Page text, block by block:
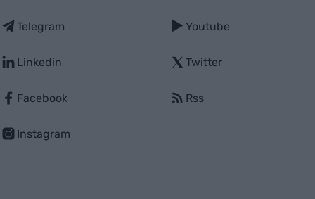
Telegram
Linkedin
Facebook
Instagram
Youtube
Twitter
Rss